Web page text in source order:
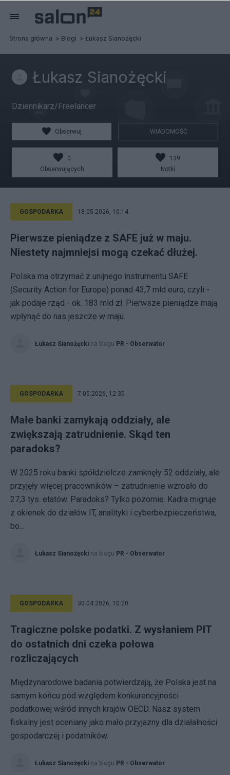
Strona główna Blogi Łukasz Sianożęcki
Łukasz Sianożęcki
Dziennikarz/Freelancer
Obserwuj WIADOMOŚĆ
0
Obserwujących
139
Notki
GOSPODARKA 18.05.2026, 10:14
Pierwsze pieniądze z SAFE już w maju.
Niestety najmniejsi mogą czekać dłużej.
Polska ma otrzymać z unijnego instrumentu SAFE
(Security Action for Europe) ponad 43,7 mld euro, czyli -
jak podaje rząd - ok. 183 mld zł. Pierwsze pieniądze mają
wpłynąć do nas jeszcze w maju.
Łukasz Sianożęcki na blogu PR - Obserwator
GOSPODARKA 7.05.2026, 12:35
Małe banki zamykają oddziały, ale
zwiększają zatrudnienie. Skąd ten
paradoks?
W 2025 roku banki spółdzielcze zamknęły 52 oddziały, ale
przyjęły więcej pracowników – zatrudnienie wzrosło do
27,3 tys. etatów. Paradoks? Tylko pozornie. Kadra migruje
z okienek do działów IT, analityki i cyberbezpieczeństwa,
bo...
Łukasz Sianożęcki na blogu PR - Obserwator
GOSPODARKA 30.04.2026, 10:20
Tragiczne polske podatki. Z wysłaniem PIT
do ostatnich dni czeka połowa
rozliczających
Międzynarodowe badania potwierdzają, że Polska jest na
samym końcu pod względem konkurencyjności
podatkowej wśród innych krajów OECD. Nasz system
fiskalny jest oceniany jako mało przyjazny dla działalności
gospodarczej i podatników.
Łukasz Sianożęcki na blogu PR - Obserwator